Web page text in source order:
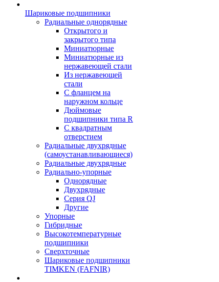
Шариковые подшипники
Радиальные однорядные
Открытого и
закрытого типа
Миниатюрные
Миниатюрные из
нержавеющей стали
Из нержавеющей
стали
С фланцем на
наружном кольце
Дюймовые
подшипники типа R
С квадратным
отверстием
Радиальные двухрядные
(самоустанавливающиеся)
Радиальные двухрядные
Радиально-упорные
Однорядные
Двухрядные
Серия QJ
Другие
Упорные
Гибридные
Высокотемпературные
подшипники
Сверхточные
Шариковые подшипники
TIMKEN (FAFNIR)